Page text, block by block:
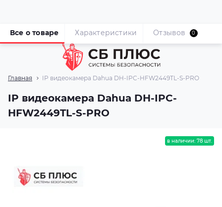
Главная IP видеокамера Dahua DH-IPC-HFW2449TL-S-PRO
IP видеокамера Dahua DH-IPC-
HFW2449TL-S-PRO
Все о товаре Характеристики Отзывов 0
в наличии: 78 шт.